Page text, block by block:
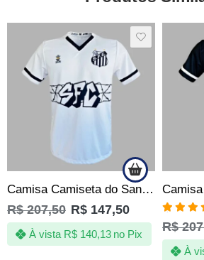
Camisa Camiseta do Santos – O Revide – Produto Oficial
R$207,50 R$ 147,50
À vista R$140,13 no Pix
5.00de
R$
À